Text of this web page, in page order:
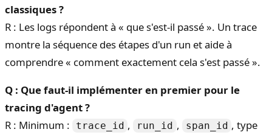
classiques ?
R : Les logs répondent à « que s'est-il passé ». Un trace
montre la séquence des étapes d'un run et aide à
comprendre « comment exactement cela s'est passé ».
Q : Que faut-il implémenter en premier pour le
tracing d'agent ?
R : Minimum :
trace_id , run_id , span_id , type